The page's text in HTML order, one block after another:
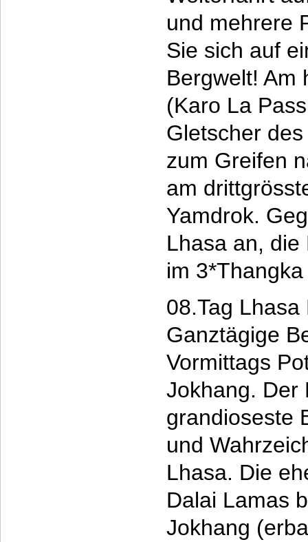
und mehrere
Sie sich auf
Bergwelt! Am
(Karo La
Gletscher
zum Greifen
am
Yamdrok.
Lhasa an, die
im
08.Tag Lhasa
Ganztägige
Vormittags
Jokhang. Der
grandioseste
und
Lhasa. Die
Dalai Lamas
Jokhang